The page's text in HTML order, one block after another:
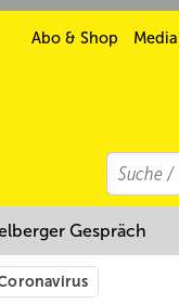
Abo & Shop Media
Search
Suchen
Gespräch